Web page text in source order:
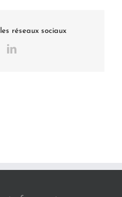
réseaux sociaux
LinkedIn